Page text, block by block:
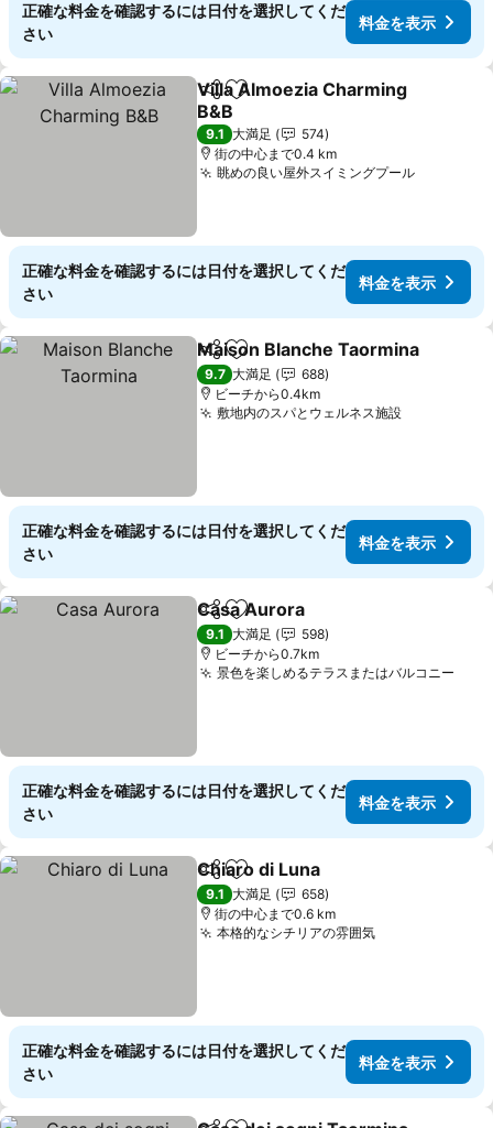
正確な料金を確認するには日付を選択してくだ
さい
料金を表示
シェアお気に入りに追加
Villa Almoezia Charming
B&B
料金を表示
9.1 大満足
574
街の中心まで0.4 km
眺めの良い屋外スイミングプール料金を表
正確な料金を確認するには日付を選択してくだ
さい
料金を表示
シェアお気に入りに追加
Maison Blanche Taormina
9.7 大満足
688
ビーチから0.4km
敷地内のスパとウェルネス施設料金を表示
正確な料金を確認するには日付を選択してくだ
さい
料金を表示
シェアお気に入りに追加
Casa Aurora
9.1 大満足
598
ビーチから0.7km
景色を楽しめるテラスまたはバルコニー
正確な料金を確認するには日付を選択してくだ
さい
料金を表示
シェアお気に入りに追加
Chiaro di Luna
9.1 大満足
658
街の中心まで0.6 km
本格的なシチリアの雰囲気料金を表示
正確な料金を確認するには日付を選択してくだ
さい
料金を表示